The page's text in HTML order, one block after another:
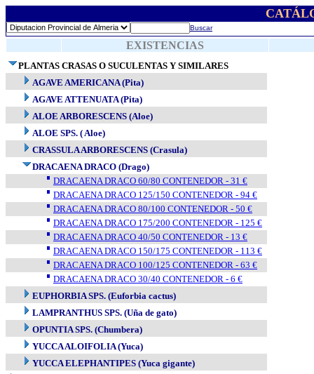
Buscar
EXISTENCIAS
PLANTAS CRASAS O SUCULENTAS Y SIMILARES
AGAVE AMERICANA (Pita)
AGAVE ATTENUATA (Pita)
ALOE ARBORESCENS (Aloe)
ALOE SPS. ( Aloe)
CRASSULA ARBORESCENS (Crasula)
DRACAENA DRACO (Drago)
DRACAENA DRACO 60/80 CONTENEDOR - 31 €
DRACAENA DRACO 125/150 CONTENEDOR - 94 €
DRACAENA DRACO 80/100 CONTENEDOR - 50 €
DRACAENA DRACO 175/200 CONTENEDOR - 125 €
DRACAENA DRACO 40/50 CONTENEDOR - 13 €
DRACAENA DRACO 150/175 CONTENEDOR - 113 €
DRACAENA DRACO 100/125 CONTENEDOR - 63 €
DRACAENA DRACO 30/40 CONTENEDOR - 6 €
EUPHORBIA SPS. (Euforbia cactus)
LAMPRANTHUS SPS. (Uña de gato)
OPUNTIA SPS. (Chumbera)
YUCCA ALOIFOLIA (Yuca)
YUCCA ELEPHANTIPES (Yuca gigante)